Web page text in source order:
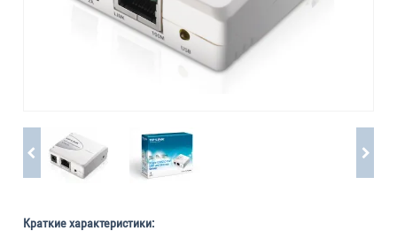
Краткие характеристики: